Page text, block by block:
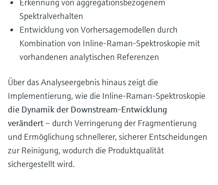
Erkennung von aggregationsbezogenem
Spektralverhalten
Entwicklung von Vorhersagemodellen durch
Kombination von Inline-Raman-Spektroskopie mit
vorhandenen analytischen Referenzen
Über das Analyseergebnis hinaus zeigt die
Implementierung, wie die Inline-Raman-Spektroskopie
die Dynamik der Downstream-Entwicklung
verändert – durch Verringerung der Fragmentierung
und Ermöglichung schnellerer, sicherer Entscheidungen
zur Reinigung, wodurch die Produktqualität
sichergestellt wird.